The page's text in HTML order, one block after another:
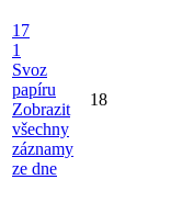
17
1
Svoz
papíru
Zobrazit
všechny
záznamy
ze dne
18